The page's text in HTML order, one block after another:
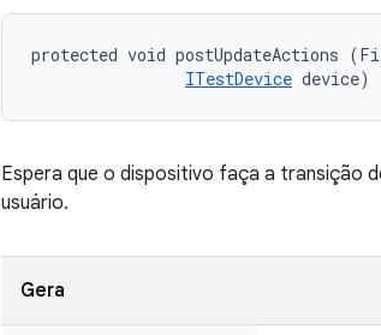
protected void postUpdateActions
ITestDevice device)
Espera que o dispositivo faça a transição
usuário.
Gera